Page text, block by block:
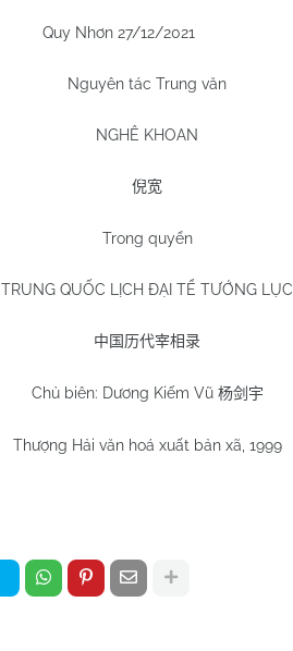
Quy Nhơn 27/12/2021
Nguyên tác Trung văn
NGHÊ KHOAN
倪宽
Trong quyển
TRUNG QUỐC LỊCH ĐẠI TỂ TƯỚNG LỤC
中国历代宰相录
Chủ biên: Dương Kiếm Vũ 杨剑宇
Thượng Hải văn hoá xuất bản xã, 1999